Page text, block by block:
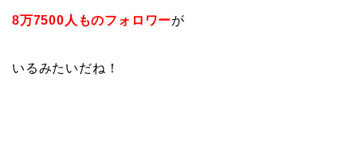
8万7500人ものフォロワーが
いるみたいだね！